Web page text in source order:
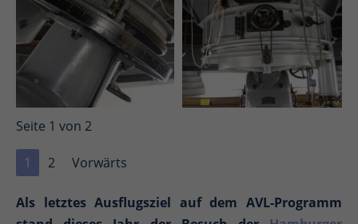
Seite 1 von 2
1 2 Vorwärts
Als letztes Ausflugsziel auf dem AVL-Programm